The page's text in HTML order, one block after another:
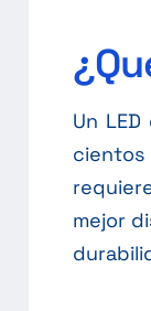
Un
cientos
mejor